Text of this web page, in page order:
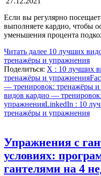
Если вы регулярно
выполняете кардио, чтобы
уменьшения процента
Читать далее 10 лучших
тренажёры и упражнения
Поделиться: X : 10 лучших
тренажёры и упражнения
— тренировок: тренажёры
видов кардио —
упражненияLinkedIn : 10
тренажёры и упражнения
Упражнения с
условиях:
гантелями на 4